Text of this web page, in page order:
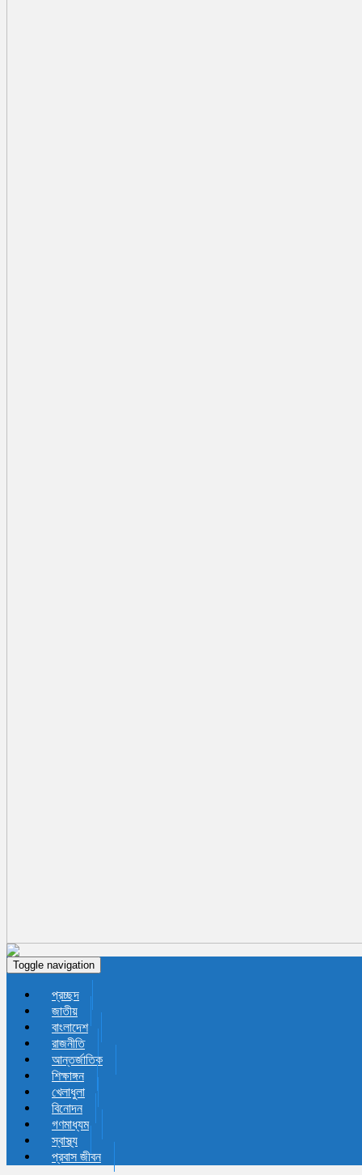
Toggle navigation
প্রচ্ছদ
জাতীয়
বাংলাদেশ
রাজনীতি
আন্তর্জাতিক
শিক্ষাঙ্গন
খেলাধুলা
বিনোদন
গণমাধ্যম
স্বাস্থ্য
প্রবাস জীবন